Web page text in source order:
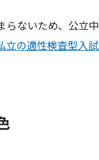
ないため、公立
立の適性検査型入